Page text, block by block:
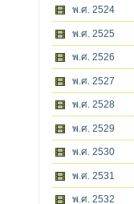
พ.ศ. 2524
พ.ศ. 2525
พ.ศ. 2526
พ.ศ. 2527
พ.ศ. 2528
พ.ศ. 2529
พ.ศ. 2530
พ.ศ. 2531
พ.ศ. 2532